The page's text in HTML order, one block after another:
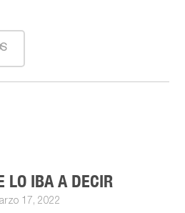
LO IBA A DECIR
17, 2022